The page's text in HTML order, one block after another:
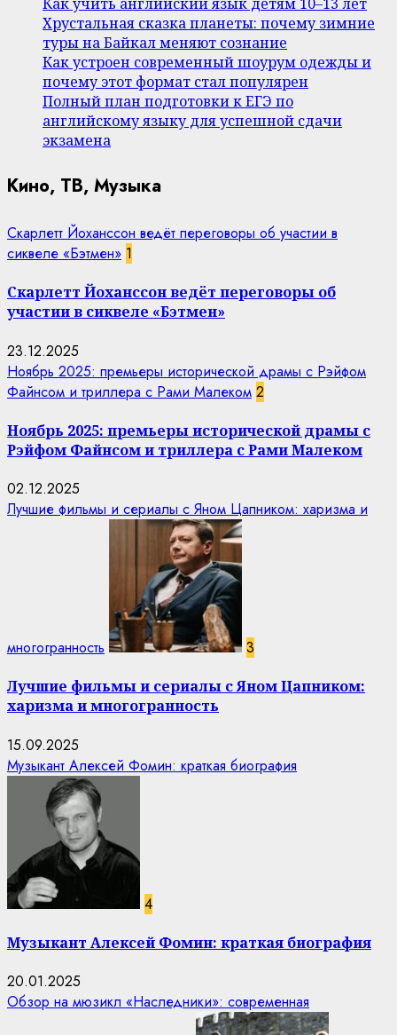
Хрустальная сказка планеты: почему зимние
туры на Байкал меняют сознание
Как устроен современный шоурум одежды и
почему этот формат стал популярен
Полный план подготовки к ЕГЭ по
английскому языку для успешной сдачи
экзамена
Кино, ТВ, Музыка
Скарлетт Йоханссон ведёт переговоры об участии в
сиквеле «Бэтмен» 1
Скарлетт Йоханссон ведёт переговоры об
участии в сиквеле «Бэтмен»
23.12.2025
Ноябрь 2025: премьеры исторической драмы с Рэйфом
Файнсом и триллера с Рами Малеком 2
Ноябрь 2025: премьеры исторической драмы с
Рэйфом Файнсом и триллера с Рами Малеком
02.12.2025
Лучшие фильмы и сериалы с Яном Цапником: харизма и
многогранность 3
Лучшие фильмы и сериалы с Яном Цапником:
харизма и многогранность
15.09.2025
Музыкант Алексей Фомин: краткая биография
4
Музыкант Алексей Фомин: краткая биография
20.01.2025
Обзор на мюзикл «Наследники»: современная